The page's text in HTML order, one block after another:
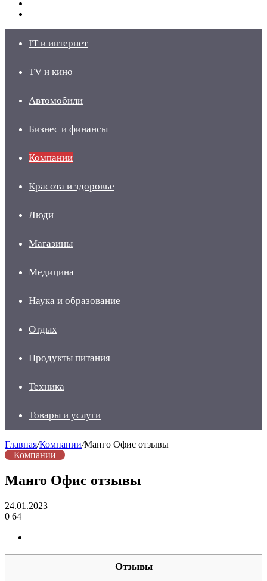
IT и интернет
TV и кино
Автомобили
Бизнес и финансы
Компании
Красота и здоровье
Люди
Магазины
Медицина
Наука и образование
Отдых
Продукты питания
Техника
Товары и услуги
Главная/Компании/Манго Офис отзывы
Компании
Манго Офис отзывы
24.01.2023
0 64
Отзывы